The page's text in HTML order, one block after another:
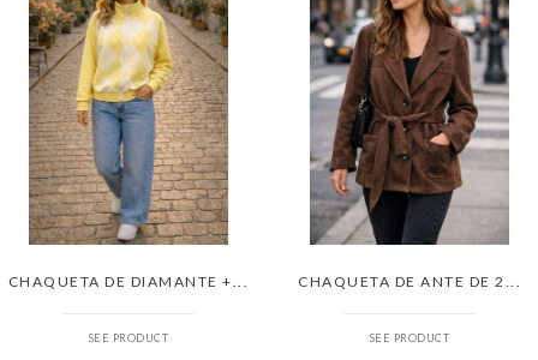
CHAQUETA DE DIAMANTE +...
SEE PRODUCT
CHAQUETA DE ANTE DE 2...
SEE PRODUCT